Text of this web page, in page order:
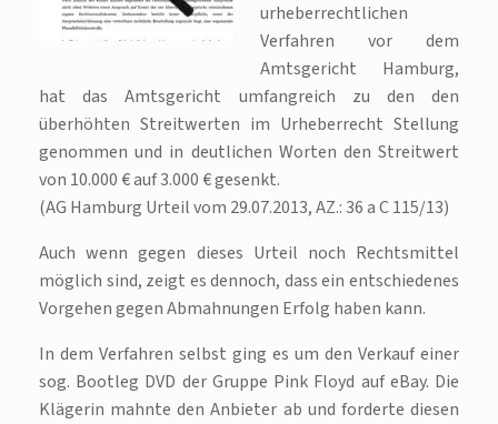
urheberrechtlichen
Verfahren vor dem
Amtsgericht Hamburg,
hat das Amtsgericht umfangreich zu den den
überhöhten Streitwerten im Urheberrecht Stellung
genommen und in deutlichen Worten den Streitwert
von 10.000 € auf 3.000 € gesenkt.
(AG Hamburg Urteil vom 29.07.2013, AZ.: 36 a C 115/13)
Auch wenn gegen dieses Urteil noch Rechtsmittel
möglich sind, zeigt es dennoch, dass ein entschiedenes
Vorgehen gegen Abmahnungen Erfolg haben kann.
In dem Verfahren selbst ging es um den Verkauf einer
sog. Bootleg DVD der Gruppe Pink Floyd auf eBay. Die
Klägerin mahnte den Anbieter ab und forderte diesen